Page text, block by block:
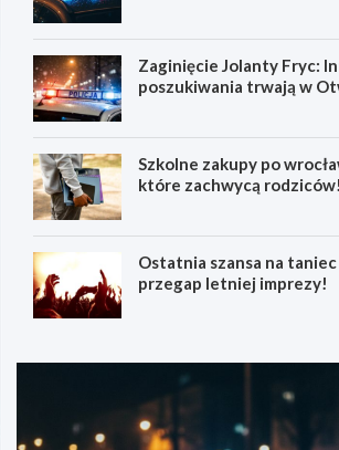
Zaginięcie Jolanty Fryc:
poszukiwania trwają w
Szkolne zakupy po
które zachwycą rodziców!
Ostatnia szansa na
przegap letniej imprezy!